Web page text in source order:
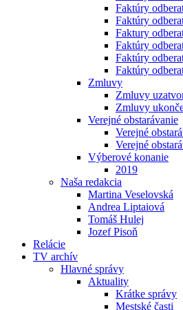
Faktúry
Faktúry
Faktury
Faktúry
Faktúry
Faktúry
Zmluvy
Zmluvy
Zmluvy
Verejné obstarávanie
Verejné
Verejné
Výberové konanie
2019
Naša redakcia
Martina Veselovská
Andrea Liptaiová
Tomáš Hulej
Jozef Pisoň
Relácie
TV archív
Hlavné správy
Aktuality
Krátke správy
Mestské časti